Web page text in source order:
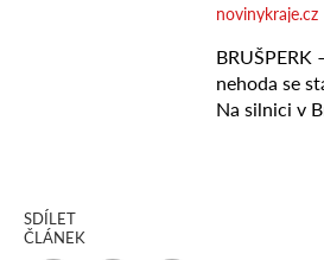
SDÍLET
ČLÁNEK